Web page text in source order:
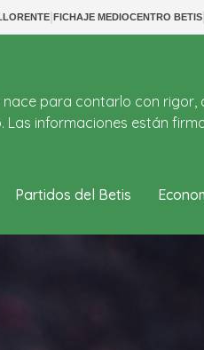
|FICHAJE MEDIOCENTRO BETIS|
para contarlo con
informaciones están
Partidos del Betis